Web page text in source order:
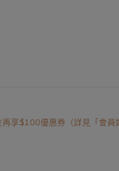
享$100優惠券（詳見「會員